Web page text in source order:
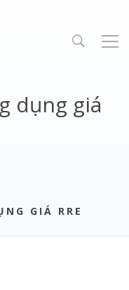
dụng giá
GIÁ RRE